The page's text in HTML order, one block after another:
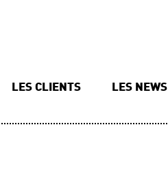
LES CLIENTS LES NEWS